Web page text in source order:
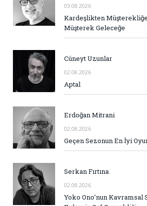
03.08.2026
Kardeşlikten
Müşterek Geleceğe
Cüneyt Uzunlar
02.08.2026
Aptal
Erdoğan Mitrani
02.08.2026
Geçen Sezonun En İyi
Serkan Fırtına
02.08.2026
Yoko Ono’nun Kavramsal